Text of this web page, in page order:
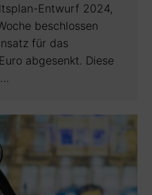
Entwurf 2024,
beschlossen
für das
abgesenkt. Diese